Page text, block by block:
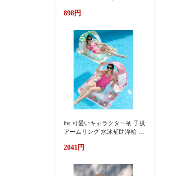
ッグ 大容量通勤カバン夏季新
搭通勤小众大容量单肩购物袋
898円
ins 可愛いキャラクター柄 子供
アームリング 水泳補助浮輪 プ
池遮阳蓬浮床充气浮排男女水
2041円